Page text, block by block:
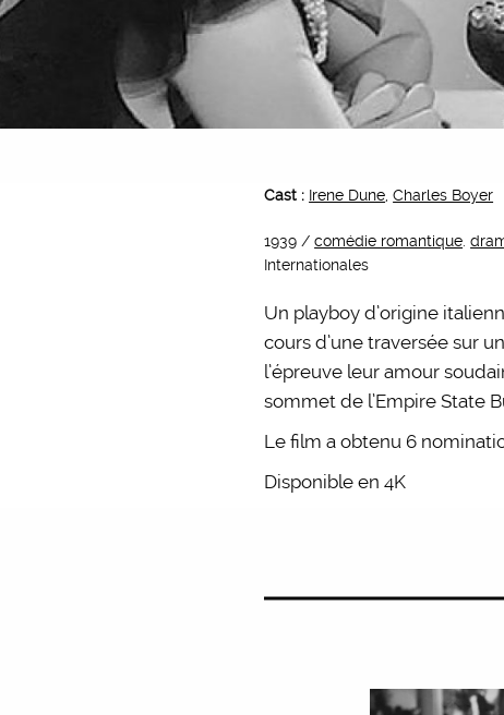
Cast : Irene Dune ,Charles Boyer
1939 /comédie romantique .
Internationales
Un playboy d’origine
cours d’une traversée sur
l’épreuve leur amour
sommet de l’Empire State
Le film a obtenu 6
Disponible en 4K